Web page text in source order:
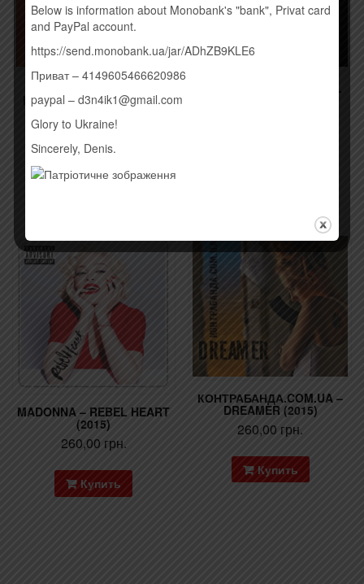
PETER AND THE WOLVES
250,00грн.
Купить
DISCLOSURE – CARACAL
MADONNA – REBEL HEART
(2015)
260,00 грн.
Купить
КОНТРАБАНДА.COM.UA –
DREAMER (2015)
260,00 грн.
Купить
Below is information about Monobank's "bank", Privat card
and PayPal account.
https://send.monobank.ua/jar/ADhZB9KLE6
Приват – 4149605466620986
paypal – d3n4ik1@gmail.com
Glory to Ukraine!
Sincerely, Denis.